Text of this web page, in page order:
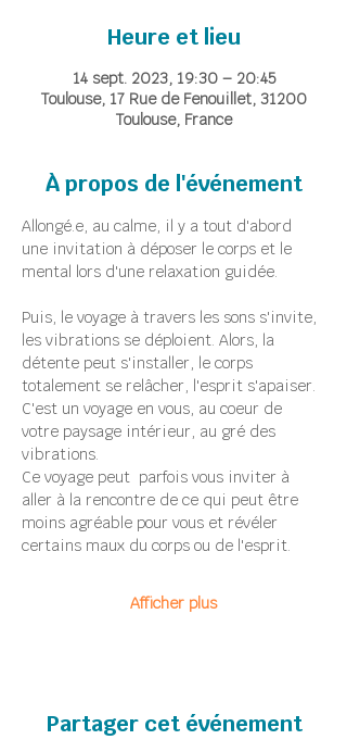
Heure et lieu
14 sept. 2023, 19:30 – 20:45
Toulouse, 17 Rue de Fenouillet, 31200
Toulouse, France
À propos de l'événement
Allongé.e, au calme, il y a tout d'abord
une invitation à déposer le corps et le
mental lors d'une relaxation guidée.
Puis, le voyage à travers les sons s'invite,
les vibrations se déploient. Alors, la
détente peut s'installer, le corps
totalement se relâcher, l'esprit s'apaiser.
C'est un voyage en vous, au coeur de
votre paysage intérieur, au gré des
vibrations.
Ce voyage peut  parfois vous inviter à
aller à la rencontre de ce qui peut être
moins agréable pour vous et révéler
certains maux du corps ou de l'esprit.
Afficher plus
Partager cet événement